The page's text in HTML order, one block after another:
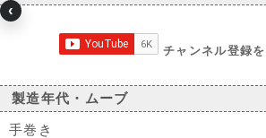
‹
チャンネル登録
製造年代・ムーブ
手巻き